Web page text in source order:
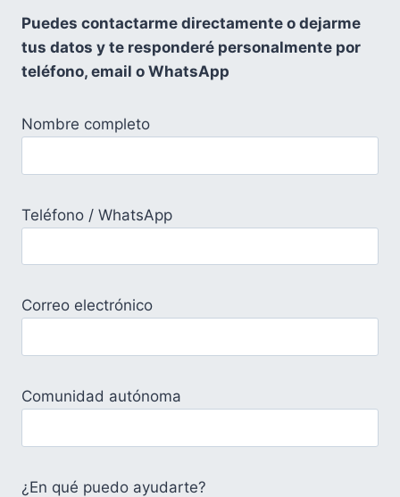
Puedes contactarme directamente o dejarme
tus datos y te responderé personalmente por
teléfono, email o WhatsApp
Nombre completo
Teléfono / WhatsApp
Correo electrónico
Comunidad autónoma
¿En qué puedo ayudarte?